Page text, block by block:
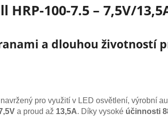
100-7.5 – 7,5V/
a dlouhou životností
pro využití v LED osvětlení, výrobní
a proud až 13,5A. Díky vysoké účinnosti